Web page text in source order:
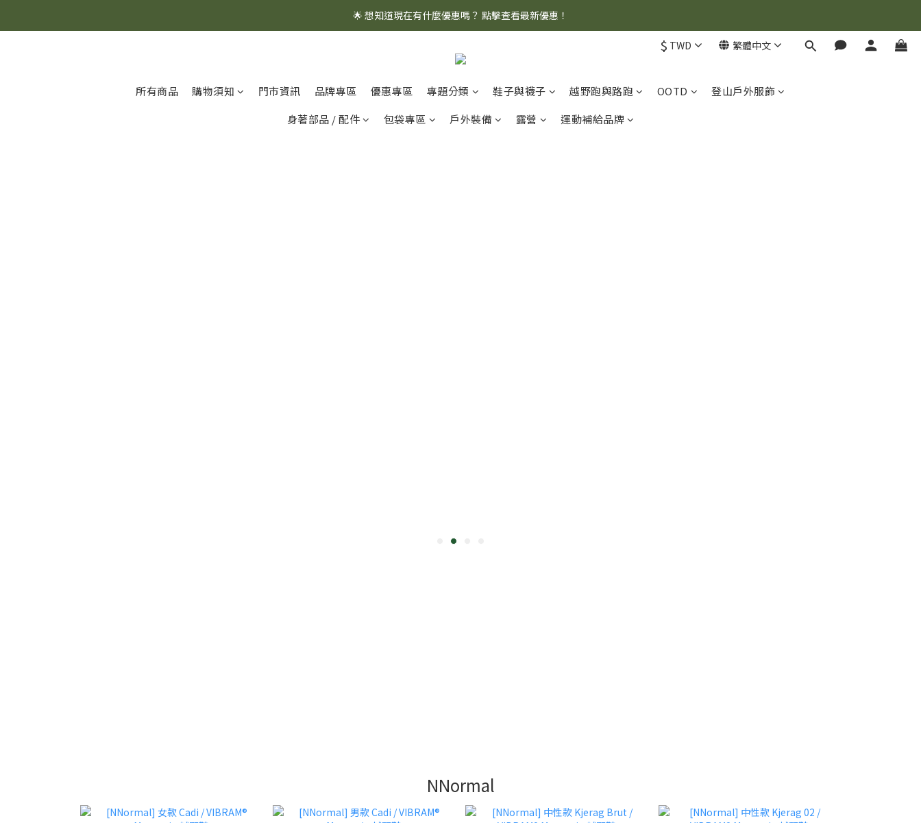
🌟 想知道現在有什麼優惠嗎？ 點擊查看最新優惠！
🌟 想知道現在有什麼優惠嗎？ 點擊查看最新優惠！
$ TWD 繁體中文
所有商品 購物須知 門市資訊 品牌專區 優惠專區 專題分類 鞋子與襪子 越野跑與路跑 OOTD
登山戶外服飾
身著部品 / 配件
包袋專區 戶外裝備 露營 運動補給品牌
NNormal